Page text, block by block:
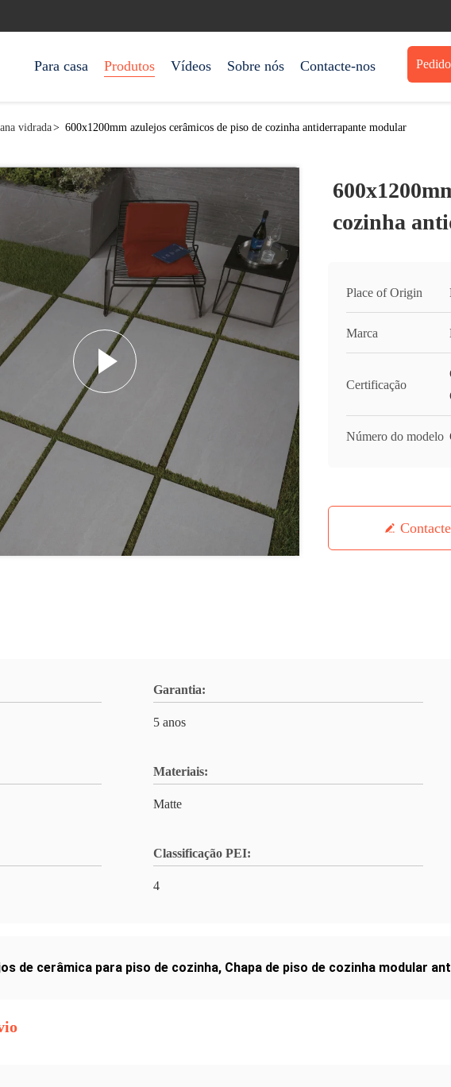
Para casa Produtos Vídeos Sobre nós Contacte-nos
vidrada> 600x1200mm azulejos cerâmicos de piso de cozinha antiderrapante modular
cozinha
Place of Origin
Marca
Certificação
Número do modelo
Garantia:
5 anos
Materiais:
Matte
Classificação PEI:
4
de cerâmica para piso de cozinha, Chapa de piso de cozinha modular